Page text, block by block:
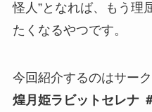
怪人”となれば、もう理
たくなるやつです。
今回紹介するのはサー
煌月姫ラビットセレナ